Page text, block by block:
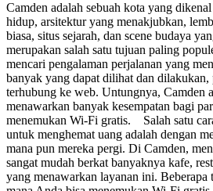
Camden adalah sebuah kota yang
hidup, arsitektur yang menakjubkan,
biasa, situs sejarah, dan scene budaya
merupakan salah satu tujuan paling
mencari pengalaman perjalanan yang
banyak yang dapat dilihat dan dilakukan,
terhubung ke web. Untungnya, Camden
menawarkan banyak kesempatan bagi
menemukan Wi-Fi gratis. Salah satu
untuk menghemat uang adalah dengan
mana pun mereka pergi. Di Camden,
sangat mudah berkat banyaknya kafe,
yang menawarkan layanan ini. Beberapa